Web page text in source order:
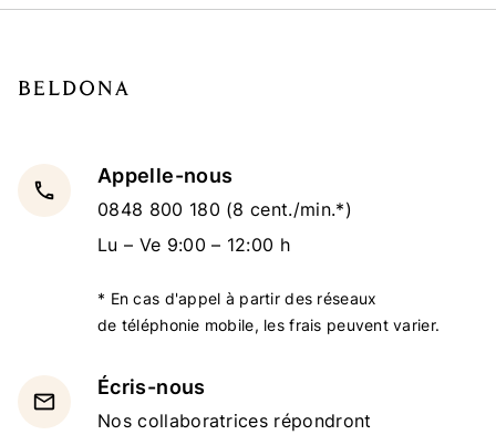
local_phone
Appelle-nous
0848 800 180 (8 cent./min.*)
Lu – Ve 9:00 – 12:00 h
* En cas d'appel à partir des réseaux
de téléphonie mobile, les frais peuvent varier.
email
Écris-nous
Nos collaboratrices répondront